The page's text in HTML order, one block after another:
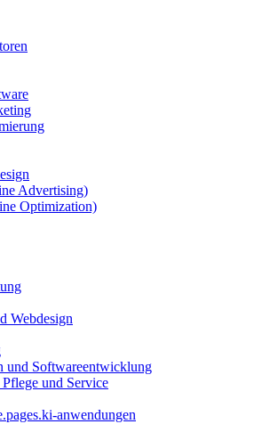
Advertising)
Optimization)
Webdesign
und Softwareentwicklung
und Service
anwendungen